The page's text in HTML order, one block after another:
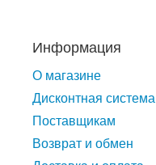
Информация
О магазине
Дисконтная система
Поставщикам
Возврат и обмен